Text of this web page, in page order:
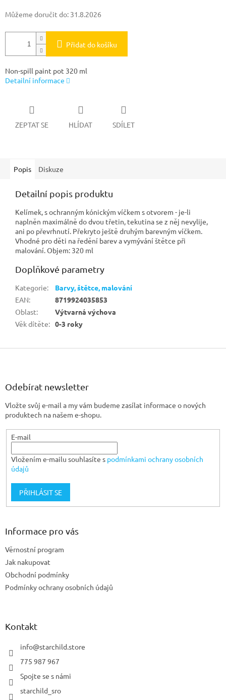
Můžeme doručit do: 31.8.2026
Přidat do košíku
Non-spill paint pot 320 ml
Detailní informace
ZEPTAT SE HLÍDAT SDÍLET
Popis Diskuze
Detailní popis produktu
Kelímek, s ochranným kónickým víčkem s otvorem - je-li
naplněn maximálně do dvou třetin, tekutina se z něj nevylije,
ani po převrhnutí. Překryto ještě druhým barevným víčkem.
Vhodné pro děti na ředění barev a vymývání štětce při
malování. Objem: 320 ml
Doplňkové parametry
Kategorie:
Barvy, štětce, malování
EAN:
8719924035853
Oblast:
Výtvarná výchova
Věk dítěte: 0-3 roky
Z
Odebírat newsletter
Vložte svůj e-mail a my vám budeme zasílat informace o nových
produktech na našem e-shopu.
E-mail
Vložením e-mailu souhlasíte s podmínkami ochrany osobních
údajů
PŘIHLÁSIT SE
Informace pro vás
Věrnostní program
Jak nakupovat
Obchodní podmínky
Podmínky ochrany osobních údajů
Kontakt
info@starchild.store
775 987 967
Spojte se s námi
starchild_sro